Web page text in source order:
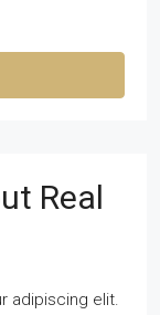
Real
adipiscing elit.